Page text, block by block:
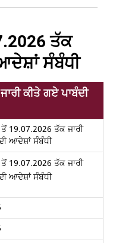
ਤੱਕ
ਸੰਬੰਧੀ
ਕੀਤੇ ਗਏ ਪਾਬੰਦੀ
19.07.2026 ਤੱਕ ਜਾਰੀ
ਆਦੇਸ਼ਾਂ ਸੰਬੰਧੀ
19.07.2026 ਤੱਕ ਜਾਰੀ
ਆਦੇਸ਼ਾਂ ਸੰਬੰਧੀ